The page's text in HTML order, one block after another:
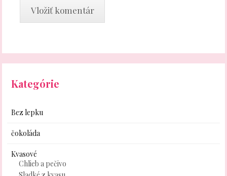
Kategórie
Bez lepku
čokoláda
Kvasové
Chlieb a pečivo